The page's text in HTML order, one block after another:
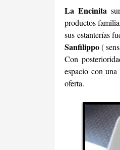
La Encinita
productos
sus estanterías
Sanfilippo(
Con
espacio con
oferta.